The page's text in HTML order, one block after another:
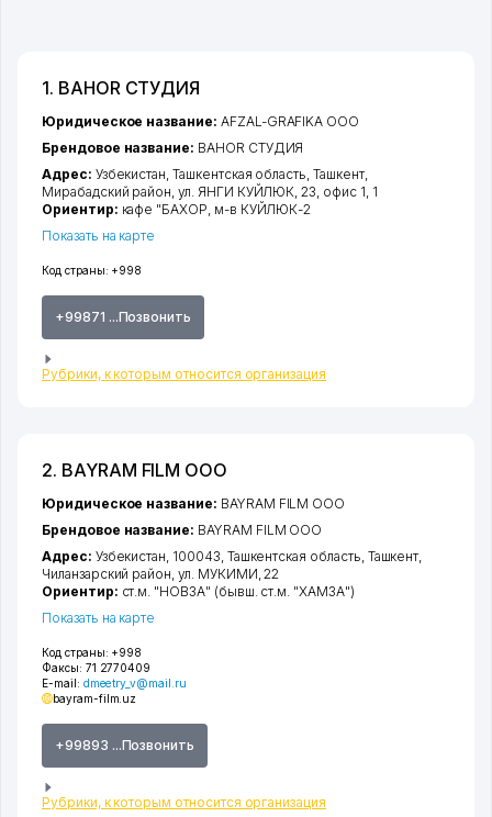
1. BAHOR СТУДИЯ
Код страны: +998
+99871 ...Позвонить
Рубрики, к которым относится организация
Юридическое название: AFZAL-GRAFIKA ООО
Брендовое название: BAHOR СТУДИЯ
Адрес: Узбекистан,Ташкентская область,Ташкент,
Мирабадский район,ул. ЯНГИ КУЙЛЮК, 23, офис 1, 1
Ориентир: кафе "БАХОР, м-в КУЙЛЮК-2
Показать на карте
2. BAYRAM FILM ООО
Код страны: +998
Факсы: 71 2770409
E-mail: dmeetry_v@mail.ru
bayram-film.uz
+99893 ...Позвонить
Рубрики, к которым относится организация
Юридическое название: BAYRAM FILM ООО
Брендовое название: BAYRAM FILM ООО
Адрес: Узбекистан, 100043, Ташкентская область, Ташкент,
Чиланзарский район,ул. МУКИМИ, 22
Ориентир: ст.м. "НОВЗА" (бывш. ст.м. "ХАМЗА")
Показать на карте